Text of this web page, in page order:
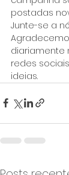
postadas
Junte-se a
diariamente
redes
ideias.